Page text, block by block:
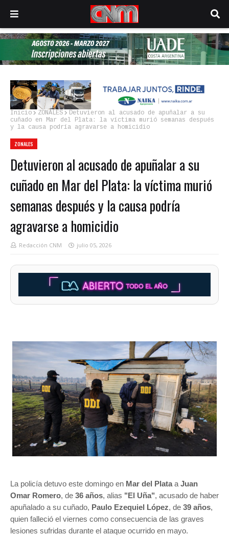
Inicio ZONALES
Detuvieron al acusado de apuñalar a su
cuñado en Mar del Plata: la víctima murió semanas después
y la causa podría agravarse a homicidio
ZONALES
Detuvieron al acusado de apuñalar a su
cuñado en Mar del Plata: la víctima murió
semanas después y la causa podría
agravarse a homicidio
Redacción CNM julio 05, 2026
La policía detuvo este domingo en Mar del Plataa Juan
Omar Romero, de 36 años, alias "El Uña", acusado de haber
apuñalado a su cuñado, Paulo Ezequiel López, de 39 años,
quien falleció el viernes como consecuencia de las graves
lesiones sufridas durante el ataque ocurrido en mayo.